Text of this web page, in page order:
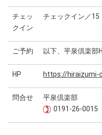
チェッ
クイン
チェックイン／15
ご予約 以下、平泉倶楽部
HP https://hiraizumi-
問合せ
平泉倶楽部
0191-26-0015